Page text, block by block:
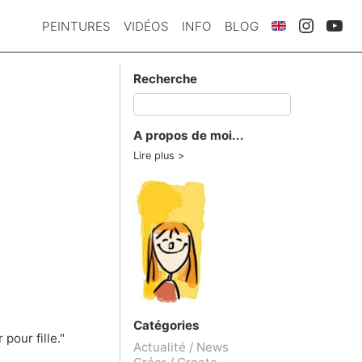
PEINTURES VIDÉOS INFO BLOG
pour fille."
Recherche
A propos de moi...
Lire plus
Catégories
Actualité / News